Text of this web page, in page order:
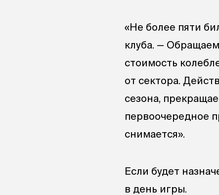
«Не более пяти
клуба. —
стоимость
от сектора.
сезона,
первоочередное
снимается».
Если будет
в день игры.